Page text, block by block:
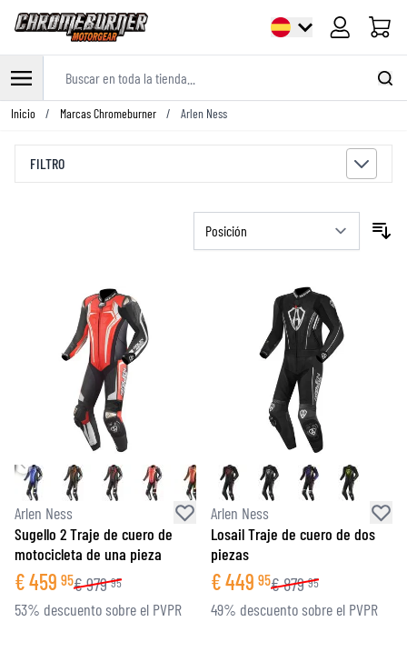
Ir al contenido
Inicio / Marcas Chromeburner / Arlen Ness
FILTRO
Arlen Ness
Sugello 2 Traje de cuero de
motocicleta de una pieza
€459 95€979 95
53% descuento sobre el PVPR
Arlen Ness
Losail Traje de cuero de dos
piezas
€449 95€879 95
49% descuento sobre el PVPR